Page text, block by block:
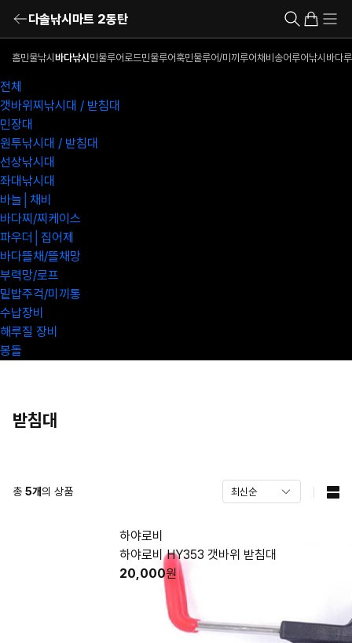
다솔낚시마트 2동탄
홈민물낚시 바다낚시 민물루어로드민물루어훅민물루어/미끼 루어채비 송어루어낚시 바다
전체
갯바위찌낚시대 / 받침대
민장대
원투낚시대 / 받침대
선상낚시대
좌대낚시대
바늘│채비
바다찌/찌케이스
파우더│집어제
바다뜰채/뜰채망
부력망/로프
밑밥주걱/미끼통
수납장비
해루질 장비
봉돌
받침대
총 5개의 상품
하야로비
하야로비 HY353 갯바위 받침대
20,000원